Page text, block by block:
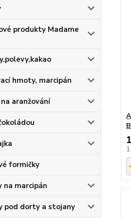
produkty Madame
hmoty, marcipán
aranžování
formičky
na marcipán
pod dorty a stojany